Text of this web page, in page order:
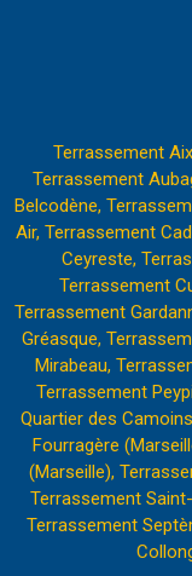
Terrassement
Terrassement
Belcodène,
Air, Terrassement
Ceyreste,
Terrassement
Terrassement
Gréasque,
Mirabeau,
Terrassement
Quartier des
Fourragère
(Marseille),
Terrassement
Terrassement